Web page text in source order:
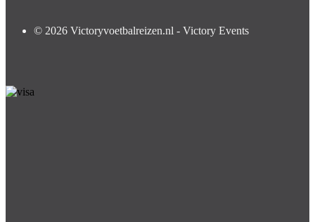
© 2026 Victoryvoetbalreizen.nl - Victory Events